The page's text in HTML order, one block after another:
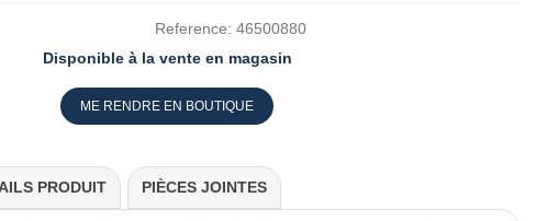
Reference: 46500880
Disponible à la vente en magasin
ME RENDRE EN BOUTIQUE
PRODUIT PIÈCES JOINTES